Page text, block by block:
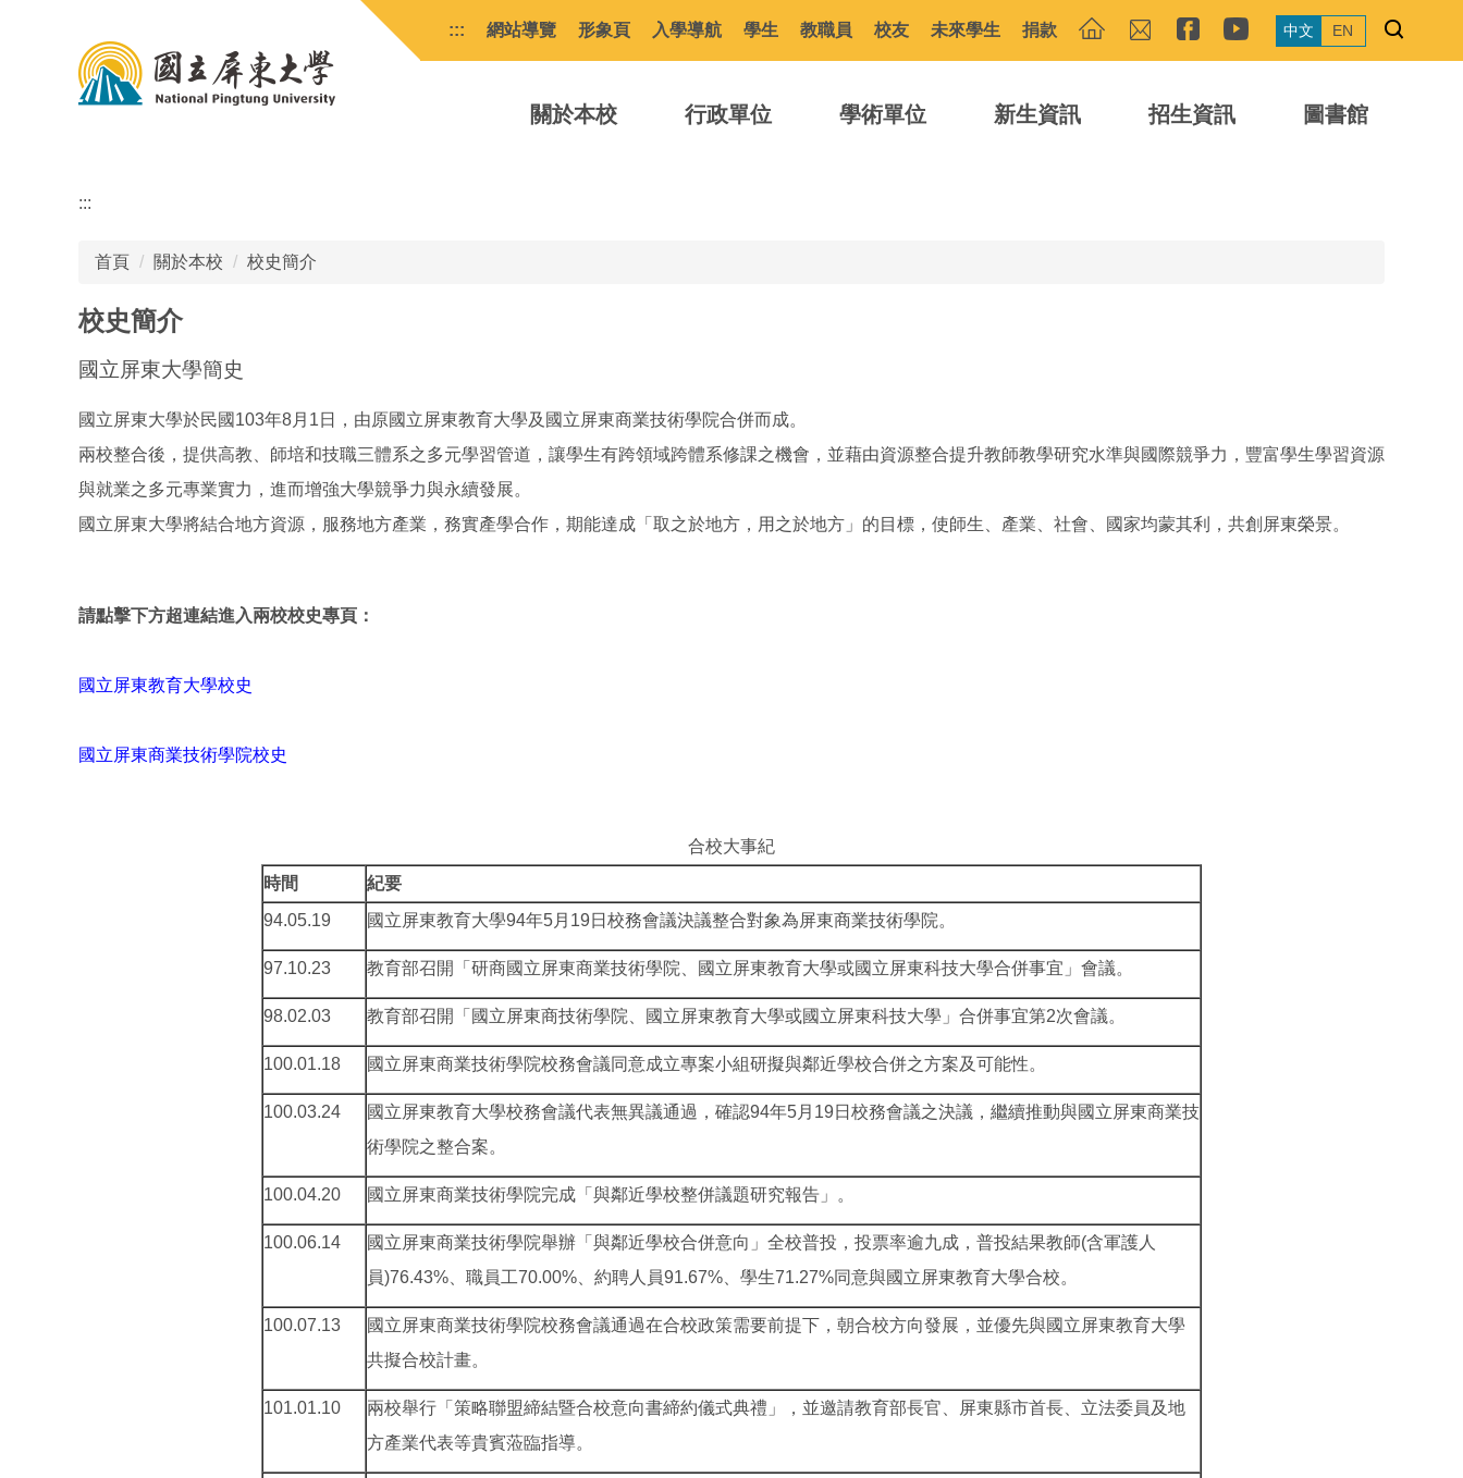
::: 網站導覽 形象頁 入學導航 學生 教職員 校友 未來學生 捐款 中文 EN
關於本校 行政單位 學術單位 新生資訊 招生資訊 圖書館
:::
首頁 關於本校 校史簡介
校史簡介
國立屏東大學簡史
國立屏東大學於民國103年8月1日，由原國立屏東教育大學及國立屏東商業技術學院合併而成。
兩校整合後，提供高教、師培和技職三體系之多元學習管道，讓學生有跨領域跨體系修課之機會，並藉由資源整合提升教師教學研究水準與國際競爭力，豐富學生學習資源
與就業之多元專業實力，進而增強大學競爭力與永續發展。
國立屏東大學將結合地方資源，服務地方產業，務實產學合作，期能達成「取之於地方，用之於地方」的目標，使師生、產業、社會、國家均蒙其利，共創屏東榮景。
請點擊下方超連結進入兩校校史專頁：
國立屏東教育大學校史
國立屏東商業技術學院校史
合校大事紀
時間
紀要
94.05.19
國立屏東教育大學94年5月19日校務會議決議整合對象為屏東商業技術學院。
97.10.23 教育部召開「研商國立屏東商業技術學院、國立屏東教育大學或國立屏東科技大學合併事宜」會議。
98.02.03 教育部召開「國立屏東商技術學院、國立屏東教育大學或國立屏東科技大學」合併事宜第2次會議。
100.01.18 國立屏東商業技術學院校務會議同意成立專案小組研擬與鄰近學校合併之方案及可能性。
100.03.24
國立屏東教育大學校務會議代表無異議通過，確認94年5月19日校務會議之決議，繼續推動與國立屏東商業技
術學院之整合案。
100.04.20 國立屏東商業技術學院完成「與鄰近學校整併議題研究報告」。
100.06.14
國立屏東商業技術學院舉辦「與鄰近學校合併意向」全校普投，投票率逾九成，普投結果教師(含軍護人
員)76.43%、職員工70.00%、約聘人員91.67%、學生71.27%同意與國立屏東教育大學合校。
100.07.13
國立屏東商業技術學院校務會議通過在合校政策需要前提下，朝合校方向發展，並優先與國立屏東教育大學
共擬合校計畫。
101.01.10
兩校舉行「策略聯盟締結暨合校意向書締約儀式典禮」，並邀請教育部長官、屏東縣市首長、立法委員及地
方產業代表等貴賓蒞臨指導。